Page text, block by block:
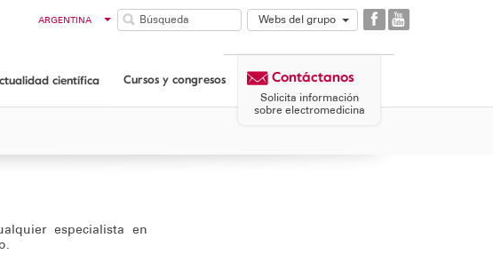
Webs del grupo
COMUNIDAD
GAES
CORPORATIVA
GAES
ARGENTINA
PANAMÁ
científica
Rodríguez
Cursos y congresos Contáctanos
Solicita información
sobre electromedicina
especialista en